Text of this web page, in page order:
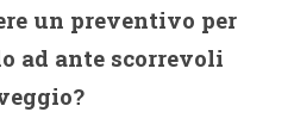
un preventivo per
ad ante scorrevoli